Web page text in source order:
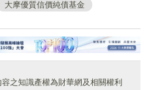
大摩優質信價純債基金
之知識產權為財華網及相關權利